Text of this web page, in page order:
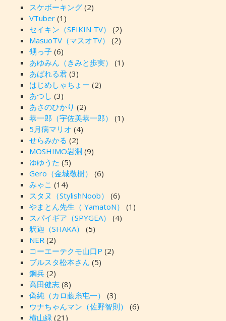
スケボーキング(2)
VTuber(1)
セイキン（SEIKIN TV）
(2)
MasuoTV（マスオTV）
(2)
甥っ子(6)
あゆみん（きみと歩実）
(1)
あばれる君(3)
はじめしゃちょー (2)
あつし (3)
あさのひかり (2)
恭一郎（宇佐美恭一郎）
(1)
5月病マリオ (4)
せらみかる (2)
MOSHIMO岩淵 (9)
ゆゆうた (5)
Gero（金城敬樹）
(6)
みゃこ (14)
スタヌ（StylishNoob）
(6)
やまとん先生（ YamatoN）
(1)
スパイギア（SPYGEA）
(4)
釈迦（SHAKA）
(5)
NER(2)
コーエーテクモ山口P (2)
ブルスタ松本さん (5)
鋼兵(2)
高田健志(8)
偽純（カロ藤糸屯一）
(3)
ウナちゃんマン（佐野智則）
(6)
横山緑(21)